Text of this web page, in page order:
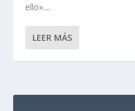
ello»....
LEER MÁS